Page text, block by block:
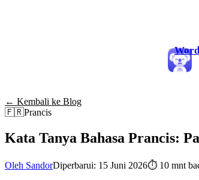
← Kembali ke Blog
🇫🇷Prancis
Kata Tanya Bahasa Prancis:
Oleh SandorDiperbarui: 15 Juni 2026⏱ 10 mnt